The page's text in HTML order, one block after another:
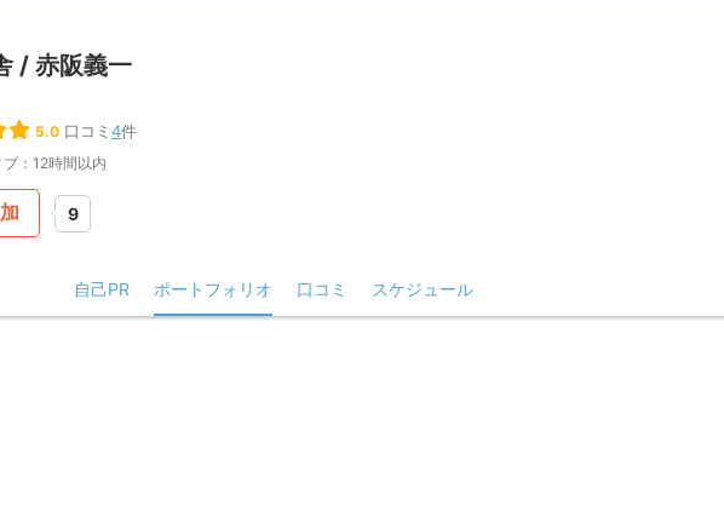
/ 赤阪義一
5.0 口コミ 4件
：12時間以内
9
自己PR ポートフォリオ 口コミ スケジュール